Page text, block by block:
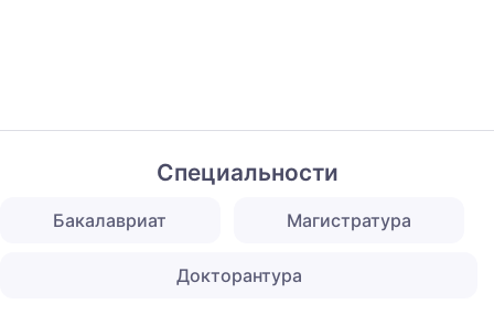
Специальности
Бакалавриат Магистратура
Докторантура